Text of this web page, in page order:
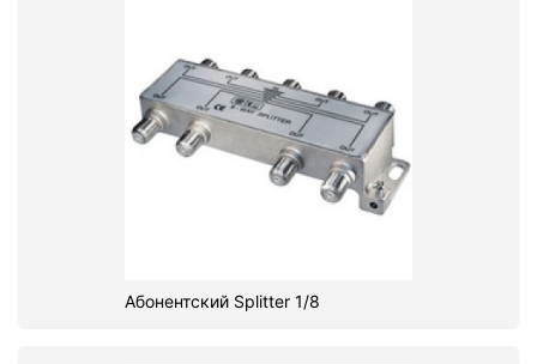
Абонентский Splitter 1/8